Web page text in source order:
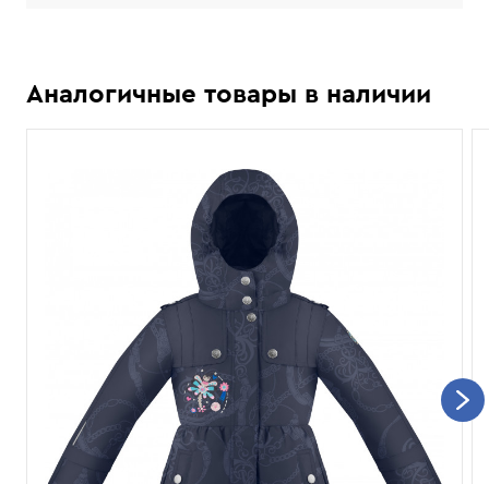
Аналогичные товары в наличии